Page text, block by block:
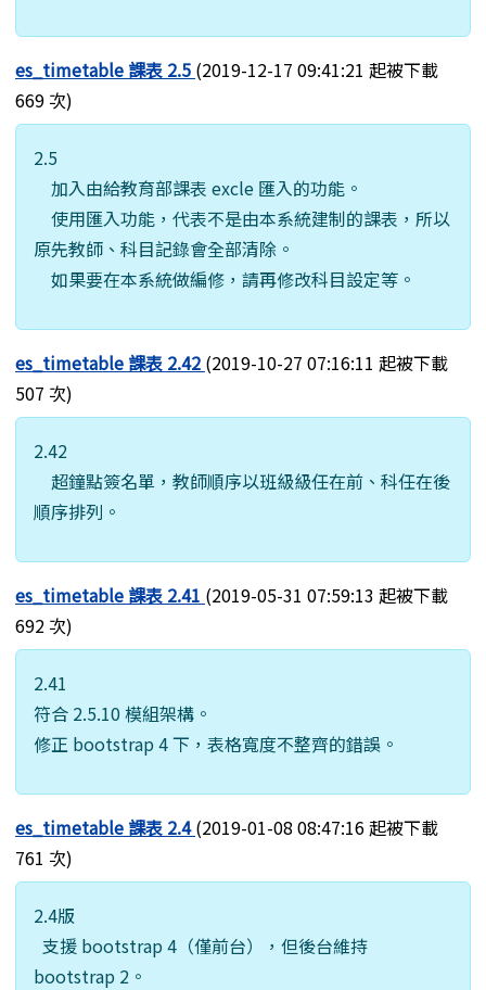
es_timetable 課表 2.5 (2019-12-17 09:41:21 起被下載
669 次)
2.5
加入由給教育部課表 excle 匯入的功能。
使用匯入功能，代表不是由本系統建制的課表，所以
原先教師、科目記錄會全部清除。
如果要在本系統做編修，請再修改科目設定等。
es_timetable 課表 2.42 (2019-10-27 07:16:11 起被下載
507 次)
2.42
超鐘點簽名單，教師順序以班級級任在前、科任在後
順序排列。
es_timetable 課表 2.41 (2019-05-31 07:59:13 起被下載
692 次)
2.41
符合 2.5.10 模組架構。
修正 bootstrap 4 下，表格寬度不整齊的錯誤。
es_timetable 課表 2.4(2019-01-08 08:47:16 起被下載
761 次)
2.4版
支援 bootstrap 4（僅前台），但後台維持
bootstrap 2。